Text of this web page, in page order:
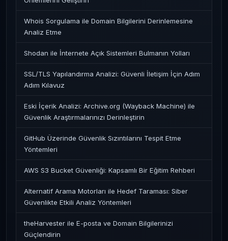
Whois Sorgulama ile Domain Bilgilerini Derinlemesine
Analiz Etme
Shodan ile İnternete Açık Sistemleri Bulmanın Yolları
SSL/TLS Yapılandırma Analizi: Güvenli İletişim İçin Adım
Adım Kılavuz
Eski İçerik Analizi: Archive.org (Wayback Machine) ile
Güvenlik Araştırmalarınızı Derinleştirin
GitHub Üzerinde Güvenlik Sızıntılarını Tespit Etme
Yöntemleri
AWS S3 Bucket Güvenliği: Kapsamlı Bir Eğitim Rehberi
Alternatif Arama Motorları ile Hedef Taraması: Siber
Güvenlikte Etkili Analiz Yöntemleri
theHarvester ile E-posta ve Domain Bilgilerinizi
Güçlendirin